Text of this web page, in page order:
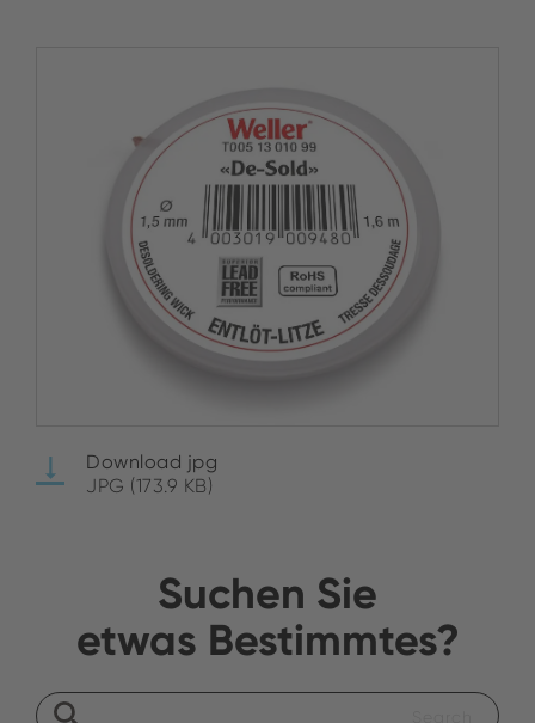
Download jpg
JPG (173.9 KB)
Suchen Sie
etwas Bestimmtes?